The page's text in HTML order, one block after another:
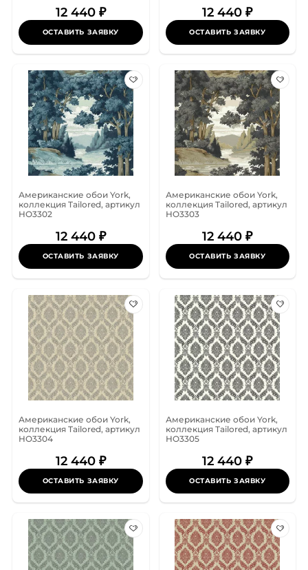
12 440 ₽
ОСТАВИТЬ ЗАЯВКУ
12 440 ₽
ОСТАВИТЬ ЗАЯВКУ
Американские обои York,
коллекция Tailored, артикул
HO3302
12 440 ₽
ОСТАВИТЬ ЗАЯВКУ
Американские обои York,
коллекция Tailored, артикул
HO3303
12 440 ₽
ОСТАВИТЬ ЗАЯВКУ
Американские обои York,
коллекция Tailored, артикул
HO3304
12 440 ₽
ОСТАВИТЬ ЗАЯВКУ
Американские обои York,
коллекция Tailored, артикул
HO3305
12 440 ₽
ОСТАВИТЬ ЗАЯВКУ